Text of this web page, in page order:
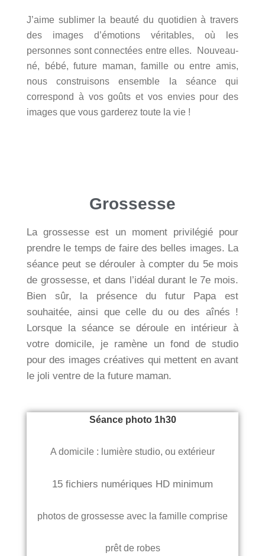
J’aime sublimer la beauté du quotidien à travers
des images d’émotions véritables, où les
personnes sont connectées entre elles. Nouveau-
né, bébé, future maman, famille ou entre amis,
nous construisons ensemble la séance qui
correspond à vos goûts et vos envies pour des
images que vous garderez toute la vie !
Grossesse
La grossesse est un moment privilégié pour
prendre le temps de faire des belles images. La
séance peut se dérouler à compter du 5e mois
de grossesse, et dans l’idéal durant le 7e mois.
Bien sûr, la présence du futur Papa est
souhaitée, ainsi que celle du ou des aînés !
Lorsque la séance se déroule en intérieur à
votre domicile, je ramène un fond de studio
pour des images créatives qui mettent en avant
le joli ventre de la future maman.
Séance photo 1h30
A domicile : lumière studio, ou extérieur
15 fichiers numériques HD minimum
photos de grossesse avec la famille comprise
prêt de robes